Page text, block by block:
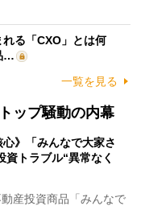
る「CXO」とは何
…
一覧を見る
ップ騒動の内幕
心》「みんなで大家さ
トラブル“異常なく
産投資商品「みんなで